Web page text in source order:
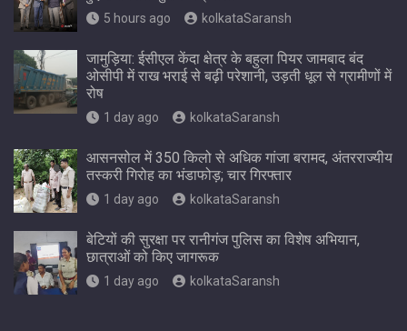
5 hours ago kolkataSaransh
जामुड़िया: ईसीएल केंदा क्षेत्र के बहुला पियर जामबाद बंद
ओसीपी में राख भराई से बढ़ी परेशानी, उड़ती धूल से ग्रामीणों में
रोष
1 day ago kolkataSaransh
आसनसोल में 350 किलो से अधिक गांजा बरामद, अंतरराज्यीय
तस्करी गिरोह का भंडाफोड़; चार गिरफ्तार
1 day ago kolkataSaransh
बेटियों की सुरक्षा पर रानीगंज पुलिस का विशेष अभियान,
छात्राओं को किए जागरूक
1 day ago kolkataSaransh